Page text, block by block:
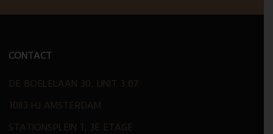
CONTACT
DE BOELELAAN 30, UNIT 3.07
1083 HJ AMSTERDAM
STATIONSPLEIN 1, 3E ETAGE